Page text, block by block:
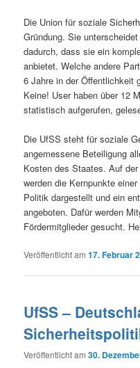
Die Union für soziale
Gründung. Sie
dadurch, dass sie ein
anbietet. Welche andere
6 Jahre in der Öffentlichkeit
Keine! User haben über 12
statistisch aufgerufen,
Die UfSS steht für soziale
angemessene Beteiligung
Kosten des Staates. Auf
werden die Kernpunkte
Politik dargestellt und ein
angeboten. Dafür werden
Fördermitglieder gesucht.
Veröffentlicht am17. Februar
UfSS –
Veröffentlicht am30.